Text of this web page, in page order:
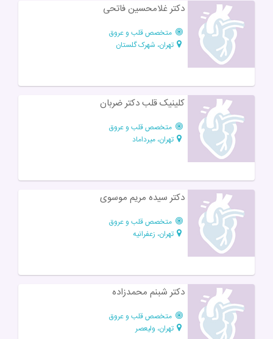
دکتر غلامحسین فاتحی
متخصص قلب و عروق
تهران، شهرک گلستان
کلینیک قلب دکتر ضربان
متخصص قلب و عروق
تهران، میرداماد
دکتر سیده مریم موسوی
متخصص قلب و عروق
تهران، زعفرانیه
دکتر شبنم محمدزاده
متخصص قلب و عروق
تهران، ولیعصر